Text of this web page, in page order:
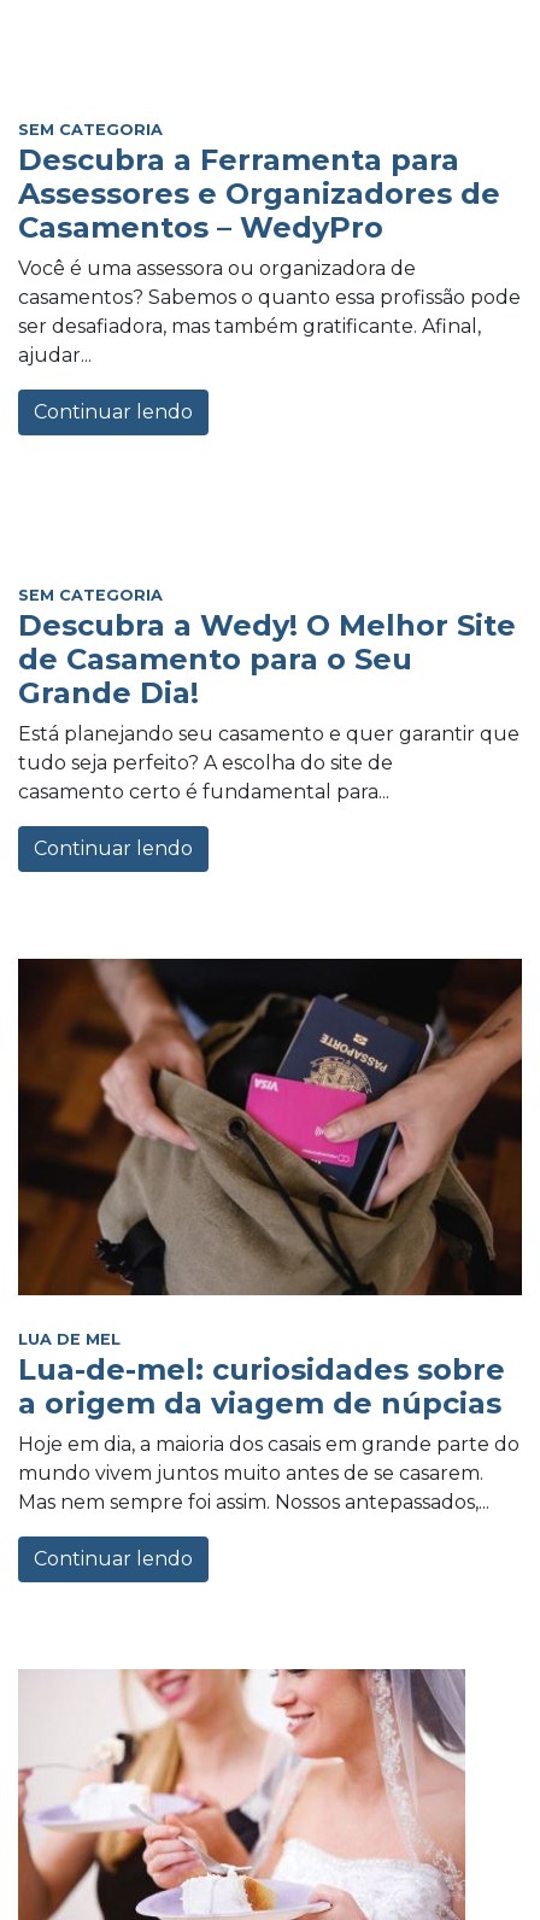
SEM CATEGORIA
Descubra a Ferramenta para
Assessores e Organizadores de
Casamentos – WedyPro
Você é uma assessora ou organizadora de
casamentos? Sabemos o quanto essa profissão pode
ser desafiadora, mas também gratificante. Afinal,
ajudar...
Continuar lendo
SEM CATEGORIA
Descubra a Wedy! O Melhor Site
de Casamento para o Seu
Grande Dia!
Está planejando seu casamento e quer garantir que
tudo seja perfeito? A escolha do site de
casamento certo é fundamental para...
Continuar lendo
LUA DE MEL
Lua-de-mel: curiosidades sobre
a origem da viagem de núpcias
Hoje em dia, a maioria dos casais em grande parte do
mundo vivem juntos muito antes de se casarem.
Mas nem sempre foi assim. Nossos antepassados,...
Continuar lendo